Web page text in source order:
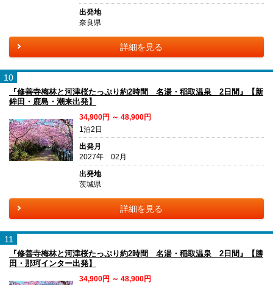
出発地
奈良県
詳細を見る
10
『修善寺梅林と河津桜たっぷり約2時間 名湯・稲取温泉 2日間』【新
鉾田・鹿島・潮来出発】
34,900円 ～ 48,900円
1泊2日
出発月
2027年 02月
出発地
茨城県
詳細を見る
11
『修善寺梅林と河津桜たっぷり約2時間 名湯・稲取温泉 2日間』【勝
田・那珂インター出発】
34,900円 ～ 48,900円